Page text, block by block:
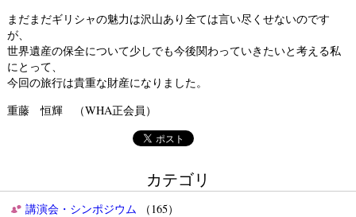
まだまだギリシャの魅力は沢山あり全ては言い尽くせないのです
が、
世界遺産の保全について少しでも今後関わっていきたいと考える私
にとって、
今回の旅行は貴重な財産になりました。
重藤 恒輝 （WHA正会員）
カテゴリ
講演会・シンポジウム （165）